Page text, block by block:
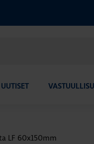
UUTISET
LF 60x150mm